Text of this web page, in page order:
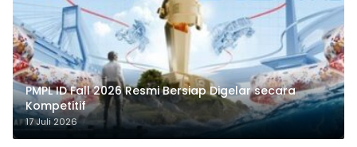
PMPL ID Fall 2026 Resmi Bersiap Digelar secara
Kompetitif
17 Juli 2026